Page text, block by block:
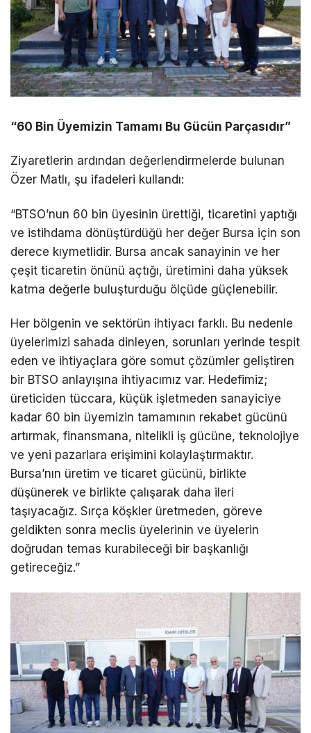
“60 Bin Üyemizin Tamamı Bu Gücün Parçasıdır”
Ziyaretlerin ardından değerlendirmelerde bulunan
Özer Matlı, şu ifadeleri kullandı:
“BTSO’nun 60 bin üyesinin ürettiği, ticaretini yaptığı
ve istihdama dönüştürdüğü her değer Bursa için son
derece kıymetlidir. Bursa ancak sanayinin ve her
çeşit ticaretin önünü açtığı, üretimini daha yüksek
katma değerle buluşturduğu ölçüde güçlenebilir.
Her bölgenin ve sektörün ihtiyacı farklı. Bu nedenle
üyelerimizi sahada dinleyen, sorunları yerinde tespit
eden ve ihtiyaçlara göre somut çözümler geliştiren
bir BTSO anlayışına ihtiyacımız var. Hedefimiz;
üreticiden tüccara, küçük işletmeden sanayiciye
kadar 60 bin üyemizin tamamının rekabet gücünü
artırmak, finansmana, nitelikli iş gücüne, teknolojiye
ve yeni pazarlara erişimini kolaylaştırmaktır.
Bursa’nın üretim ve ticaret gücünü, birlikte
düşünerek ve birlikte çalışarak daha ileri
taşıyacağız. Sırça köşkler üretmeden, göreve
geldikten sonra meclis üyelerinin ve üyelerin
doğrudan temas kurabileceği bir başkanlığı
getireceğiz.”